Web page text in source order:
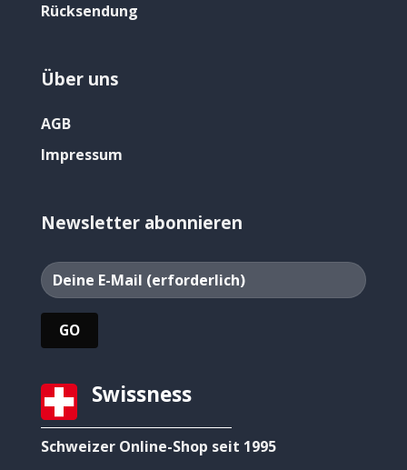
Rücksendung
Über uns
AGB
Impressum
Newsletter abonnieren
Swissness
Schweizer Online-Shop seit 1995